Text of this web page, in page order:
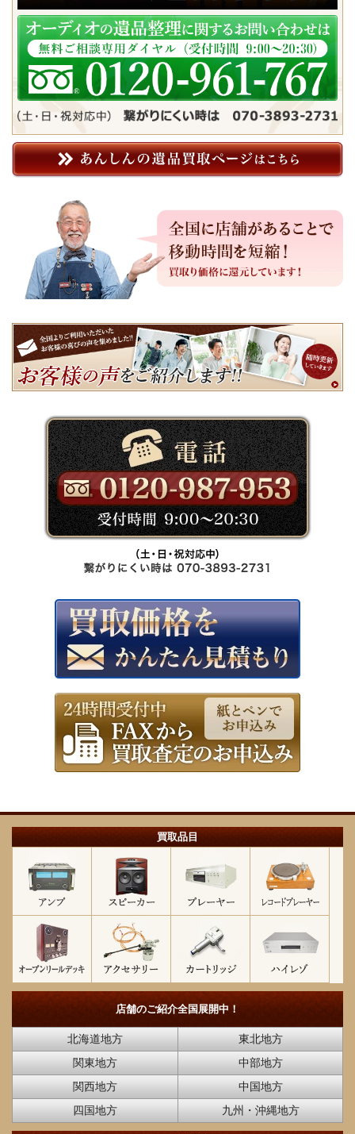
買取品目
店舗のご紹介全国展開中！
北海道地方
東北地方
関東地方
中部地方
関西地方
中国地方
四国地方
九州・沖縄地方